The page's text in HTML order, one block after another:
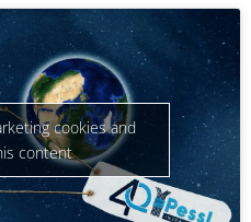
cookies and
content